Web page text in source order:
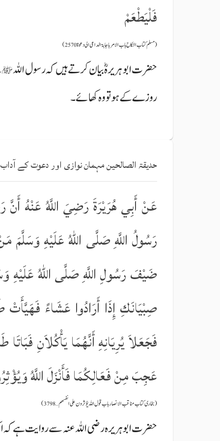
فَلْيَطْعَمْ
(مسلم کتاب النکاح باب الامر باجابۃ الداعی الی دعوۃ2570)
حضرت ابو ہریرہؓ بیان کرتے ہیں کہ رسول اللہﷺ
روزے کے ہو تو وہ کھائے۔
حدیقۃ الصالحین مہمان نوازی اور دعوت کے آداب
عَنْ أَبِي هُرَيْرَةَ رَضِيَ اللَّهُ عَنْهُ أَنَّ
رَسُولُ اللَّهِ صَلَّى اللّٰهُ عَلَيْهِ وَسَلَّمَ
ضَيْفَ رَسُولِ اللَّهِ صَلَّى اللّٰهُ
صِبْيَانَكِ إِذَا أَرَادُوا عَشَاءً
فَجَعَلاَ يُرِيَانِهِ أَنَّهُمَا يَأْكُلاَنِ
عَجِبَ مِنْ فَعَالِكُمَا فَأَنْزَلَ اللَّهُ
(بخاری کتاب مناقب الانصار باب قول اللہ یؤثرون علی انفسھم …3798)
حضرت ابوہریرہ رضی اللہ عنہ سے روایت ہے